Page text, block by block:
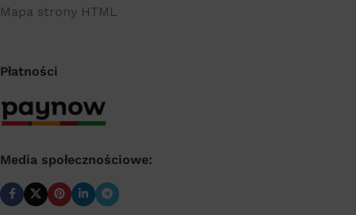
Mapa strony HTML
Płatności
Media społecznościowe: